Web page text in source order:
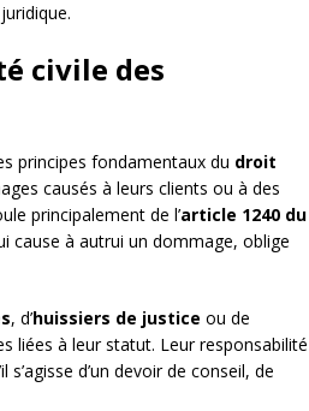
civile des
principes fondamentaux du droit
causés à leurs clients ou à des
principalement de l’article 1240 du
cause à autrui un dommage, oblige
, d’huissiers de justice ou de
liées à leur statut. Leur responsabilité
d’un devoir de conseil, de